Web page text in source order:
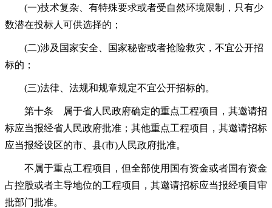
(一)技术复杂、有特殊要求或者受自然环境限制，只有少
数潜在投标人可供选择的；
(二)涉及国家安全、国家秘密或者抢险救灾，不宜公开招
标的；
(三)法律、法规和规章规定不宜公开招标的。
第十条 属于省人民政府确定的重点工程项目，其邀请招
标应当报经省人民政府批准；其他重点工程项目，其邀请招标
应当报经设区的市、县(市)人民政府批准。
不属于重点工程项目，但全部使用国有资金或者国有资金
占控股或者主导地位的工程项目，其邀请招标应当报经项目审
批部门批准。